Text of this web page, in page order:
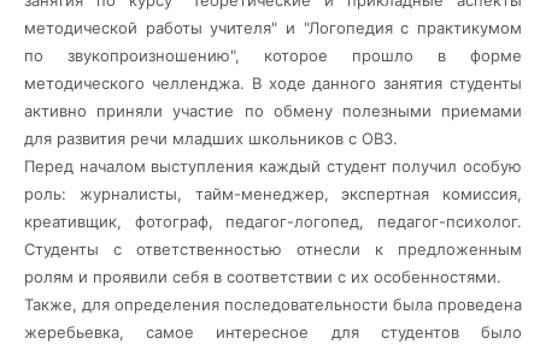
методической работы учителя" и "Логопедия с практикумом
по звукопроизношению", которое прошло в форме
методического челленджа. В ходе данного занятия студенты
активно приняли участие по обмену полезными приемами
для развития речи младших школьников с ОВЗ.
Перед началом выступления каждый студент получил особую
роль: журналисты, тайм-менеджер, экспертная комиссия,
креативщик, фотограф, педагог-логопед, педагог-психолог.
Студенты с ответственностью отнесли к предложенным
ролям и проявили себя в соответствии с их особенностями.
Также, для определения последовательности была проведена
жеребьевка, самое интересное для студентов было